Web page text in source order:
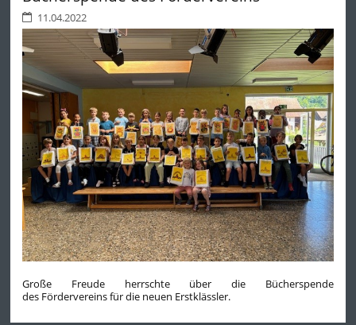
11.04.2022
Große Freude herrschte über die Bücherspende
des Fördervereins für die neuen Erstklässler.